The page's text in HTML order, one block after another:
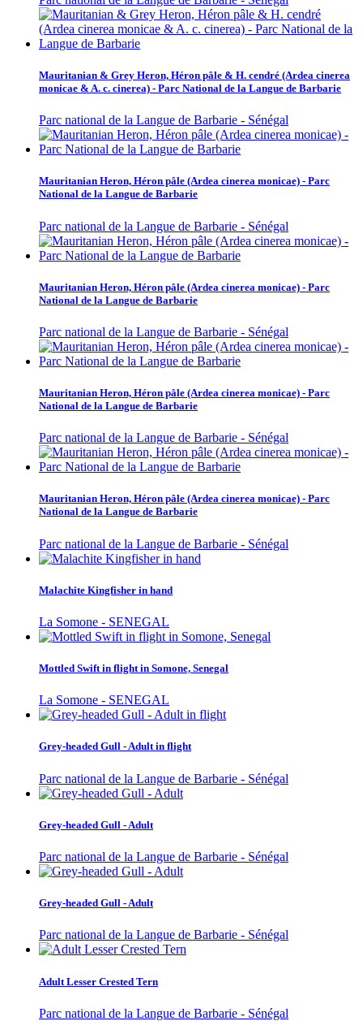
Mauritanian & Grey Heron, Héron pâle & H. cendré (Ardea cinerea
monicae & A. c. cinerea) - Parc National de la Langue de Barbarie
Parc national de la Langue de Barbarie - Sénégal
Mauritanian Heron, Héron pâle (Ardea cinerea monicae) - Parc
National de la Langue de Barbarie
Parc national de la Langue de Barbarie - Sénégal
Mauritanian Heron, Héron pâle (Ardea cinerea monicae) - Parc
National de la Langue de Barbarie
Parc national de la Langue de Barbarie - Sénégal
Mauritanian Heron, Héron pâle (Ardea cinerea monicae) - Parc
National de la Langue de Barbarie
Parc national de la Langue de Barbarie - Sénégal
Mauritanian Heron, Héron pâle (Ardea cinerea monicae) - Parc
National de la Langue de Barbarie
Parc national de la Langue de Barbarie - Sénégal
Malachite Kingfisher in hand
La Somone - SENEGAL
Mottled Swift in flight in Somone, Senegal
La Somone - SENEGAL
Grey-headed Gull - Adult in flight
Parc national de la Langue de Barbarie - Sénégal
Grey-headed Gull - Adult
Parc national de la Langue de Barbarie - Sénégal
Grey-headed Gull - Adult
Parc national de la Langue de Barbarie - Sénégal
Adult Lesser Crested Tern
Parc national de la Langue de Barbarie - Sénégal